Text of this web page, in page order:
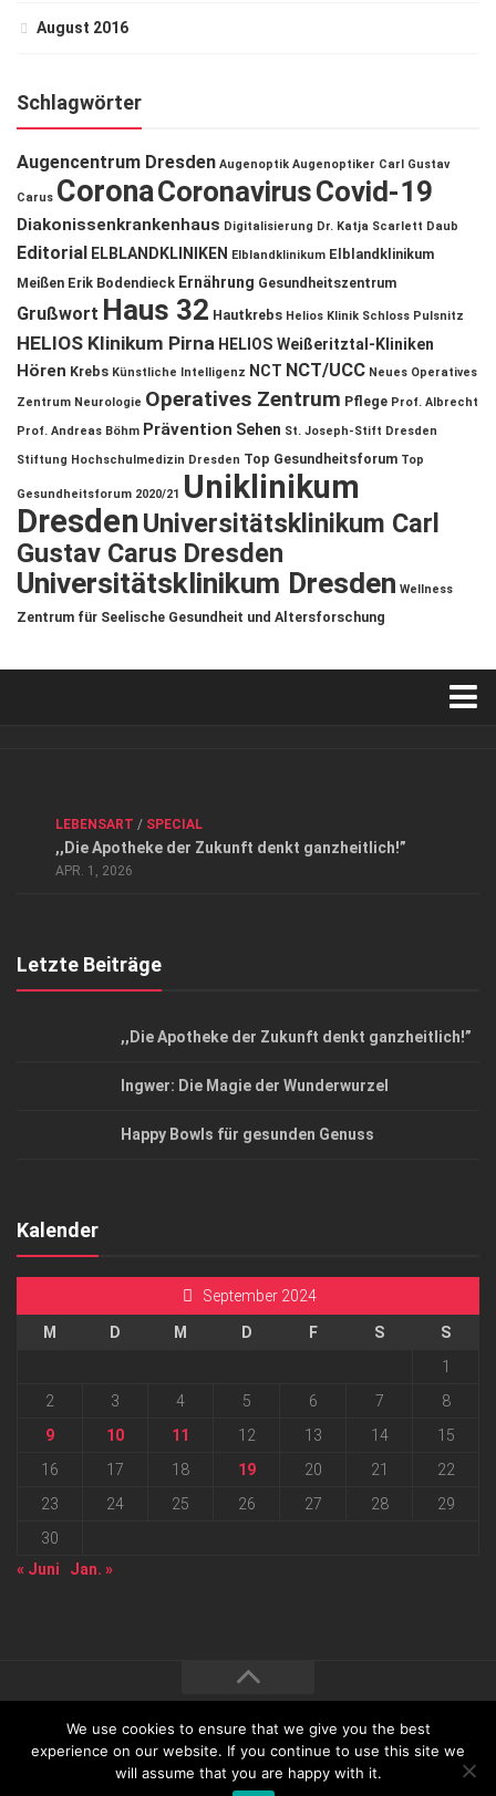
August 2016
Schlagwörter
Augencentrum Dresden Augenoptik Augenoptiker Carl Gustav
Carus CoronaCoronavirusCovid-19
Diakonissenkrankenhaus Digitalisierung Dr. Katja Scarlett Daub
Editorial ELBLANDKLINIKEN Elblandklinikum Elblandklinikum
Meißen Erik Bodendieck Ernährung Gesundheitszentrum
Grußwort Haus 32 Hautkrebs Helios Klinik Schloss Pulsnitz
HELIOS Klinikum Pirna HELIOS Weißeritztal-Kliniken
Hören Krebs Künstliche Intelligenz NCT NCT/UCC Neues Operatives
Zentrum Neurologie Operatives Zentrum Pflege Prof. Albrecht
Prof. Andreas Böhm Prävention Sehen St. Joseph-Stift Dresden
Stiftung Hochschulmedizin Dresden Top Gesundheitsforum Top
Gesundheitsforum 2020/21 Uniklinikum
DresdenUniversitätsklinikum Carl
Gustav Carus Dresden
Universitätsklinikum Dresden Wellness
Zentrum für Seelische Gesundheit und Altersforschung
Datenschutzerklärung
Top Magazin Dresden / Ostsachsen
LEBENSART / SPECIAL
,,Die Apotheke der Zukunft denkt ganzheitlich!”
APR. 1, 2026
Letzte Beiträge
,,Die Apotheke der Zukunft denkt ganzheitlich!”
Ingwer: Die Magie der Wunderwurzel
Happy Bowls für gesunden Genuss
Kalender
September 2024
M D M D F S
S
1
2
3 4 5 6 7
8
9
10 11 12 13 14
15
16
17 18 19 20 21
22
23
24 25 26 27 28
29
30
« Juni
Jan. »
2026 progressmedia Verlag & Werbeagentur GmbH • Bautzner
Landstraße 62 • 01324 Dresden
We use cookies to ensure that we give you the best
experience on our website. If you continue to use this site we
will assume that you are happy with it.